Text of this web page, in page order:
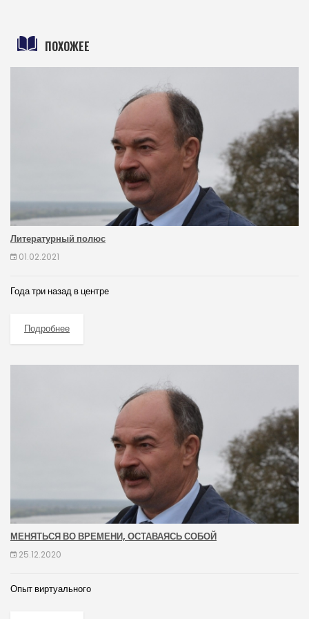
ПОХОЖЕЕ
Литературный полюс
01.02.2021
Года три назад в центре
Подробнее
МЕНЯТЬСЯ ВО ВРЕМЕНИ, ОСТАВАЯСЬ СОБОЙ
25.12.2020
Опыт виртуального